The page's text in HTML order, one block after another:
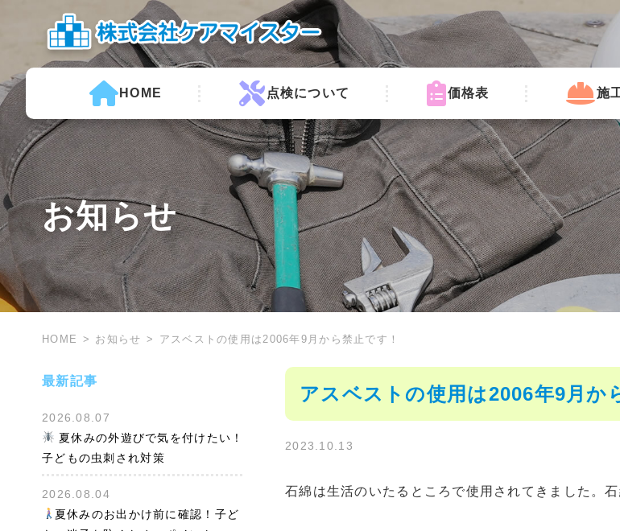
HOME 点検について 価格表 施
お知らせ
HOME お知らせ アスベストの使用は2006年9月から禁止です！
最新記事
2026.08.07
夏休みの外遊びで気を付けたい！
子どもの虫刺され対策
2026.08.04
夏休みのお出かけ前に確認！子ど
アスベストの使用は2006年9月か
2023.10.13
石綿は生活のいたるところで使用されてきました。